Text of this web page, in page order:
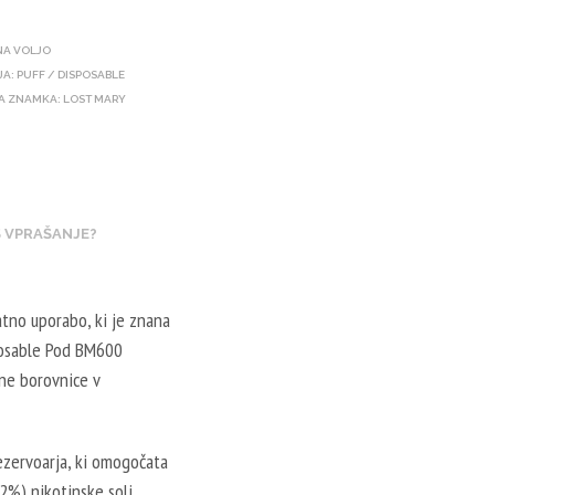
VOLJO
PUFF / DISPOSABLE
ZNAMKA: LOST MARY
VPRAŠANJE?
uporabo, ki je znana
Pod BM600
borovnice v
ki omogočata